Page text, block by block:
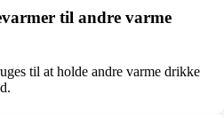
til andre varme
til at holde andre varme drikke